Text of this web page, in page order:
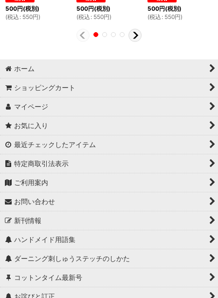
500円(税別)
(税込 : 550円)
500円(税別)
(税込 : 550円)
500円(税別)
(税込 : 550円)
ホーム
ショッピングカート
マイページ
お気に入り
最近チェックしたアイテム
特定商取引法表示
ご利用案内
お問い合わせ
新刊情報
ハンドメイド用語集
ダーニング刺しゅうステッチのしかた
コットンタイム最新号
お詫びと訂正